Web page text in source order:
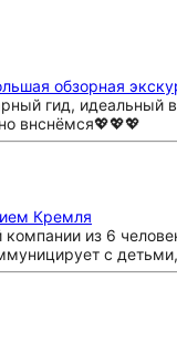
обзорная
гид, идеальный
внснёмся💖💖💖
Кремля
из 6
с